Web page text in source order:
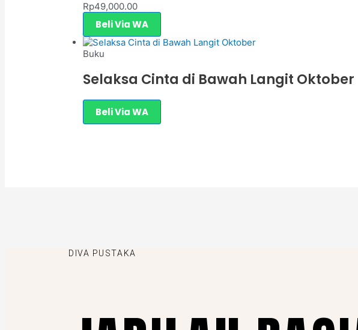
Rp49,000.00
Beli Via WA
Buku
Selaksa Cinta di Bawah Langit Oktober
Beli Via WA
DIVA PUSTAKA